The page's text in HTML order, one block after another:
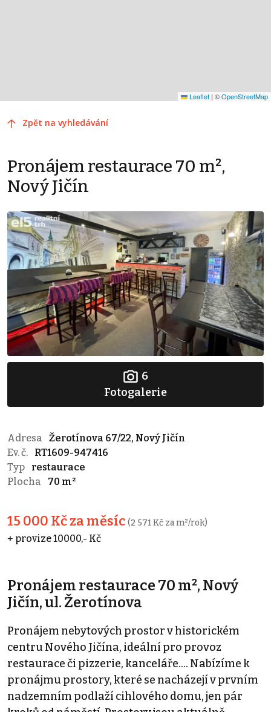
Leaflet | ©OpenStreetMap
Zpět na vyhledávání
Pronájem restaurace 70 m²,
Nový Jičín
6
Fotogalerie
Adresa
Žerotínova 67/22, Nový Jičín
Ev. č.
RT1609-947416
Typ
restaurace
Plocha
70 m²
15 000 Kč za měsíc (2 571 Kč za m²/rok)
+ provize 10000,- Kč
Pronájem restaurace 70 m², Nový
Jičín, ul. Žerotínova
Pronájem nebytových prostor v historickém
centru Nového Jičína, ideální pro provoz
restaurace či pizzerie, kanceláře.... Nabízíme k
pronájmu prostory, které se nacházejí v prvním
nadzemním podlaží cihlového domu, jen pár